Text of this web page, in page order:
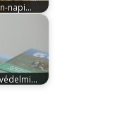
napi…